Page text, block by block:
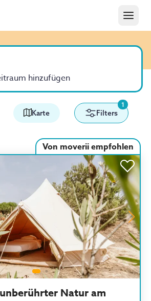
hinzufügen
Karte
1
Filters
Von moverii empfohlen
Natur am